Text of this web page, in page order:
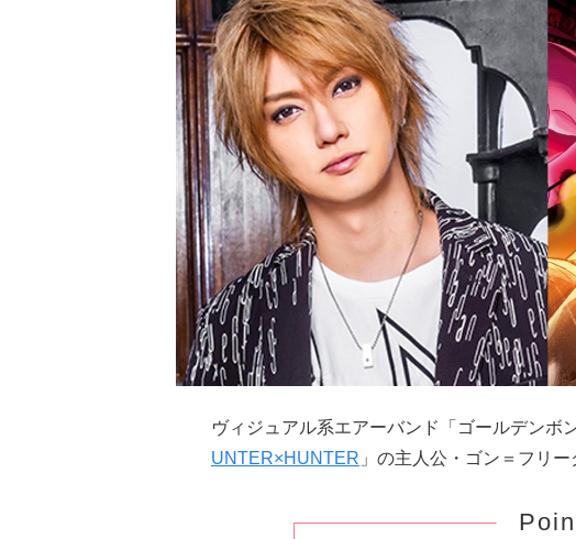
ヴィジュアル系エアーバンド「ゴールデンボ
UNTER×HUNTER 」の主人公・ゴン＝フリー